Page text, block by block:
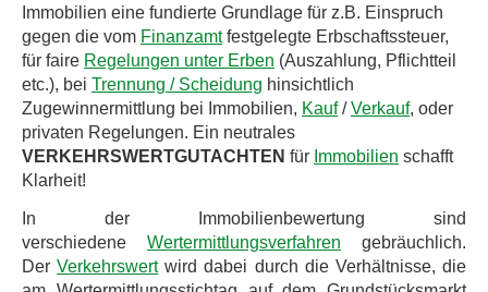
Immobilien eine fundierte Grundlage für z.B. Einspruch
gegen die vom Finanzamtfestgelegte Erbschaftssteuer,
für faire Regelungen unter Erben (Auszahlung, Pflichtteil
etc.), bei Trennung / Scheidung hinsichtlich
Zugewinnermittlung bei Immobilien, Kauf/Verkauf, oder
privaten Regelungen. Ein neutrales
VERKEHRSWERTGUTACHTEN für Immobilien schafft
Klarheit!
In der Immobilienbewertung sind
verschiedene Wertermittlungsverfahren gebräuchlich.
DerVerkehrswertwird dabei durch die Verhältnisse, die